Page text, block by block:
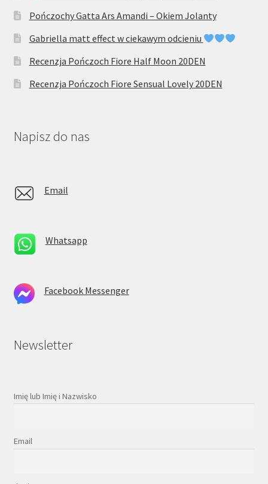
Pończochy Gatta Ars Amandi – Okiem Jolanty
Gabriella matt effect w ciekawym odcieniu
Recenzja Pończoch Fiore Half Moon 20DEN
Recenzja Pończoch Fiore Sensual Lovely 20DEN
Napisz do nas
Email
Whatsapp
Facebook Messenger
Newsletter
Imię lub Imię i Nazwisko
Email